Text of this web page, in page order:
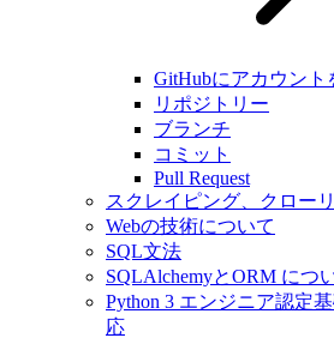
GitHubにアカウント
リポジトリー
ブランチ
コミット
Pull Request
スクレイピング、クロー
Webの技術について
SQL文法
SQLAlchemyとORM につ
Python 3 エンジニア認定
応